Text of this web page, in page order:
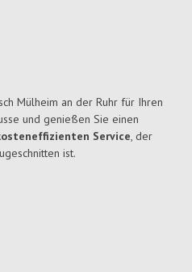
Mülheim an der Ruhr für Ihren
und genießen Sie einen
Service, der
ist.